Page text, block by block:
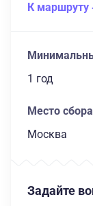
К маршруту
1 год
Место
Москва
Задайте